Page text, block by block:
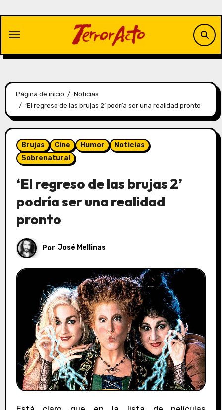
contenido
Página de inicio
Noticias
‘El regreso de las brujas 2’ podría ser una realidad pronto
Brujas Cine Humor
Noticias
Sobrenatural
‘El regreso de las brujas 2’
podría ser una realidad
pronto
Por José Mellinas